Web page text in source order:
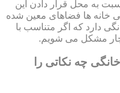
به محل قرار دادن این
خانه ها فضاهای معین شده
دارد که اگر متناسب با
مشکل می شویم.
چه نکاتی را